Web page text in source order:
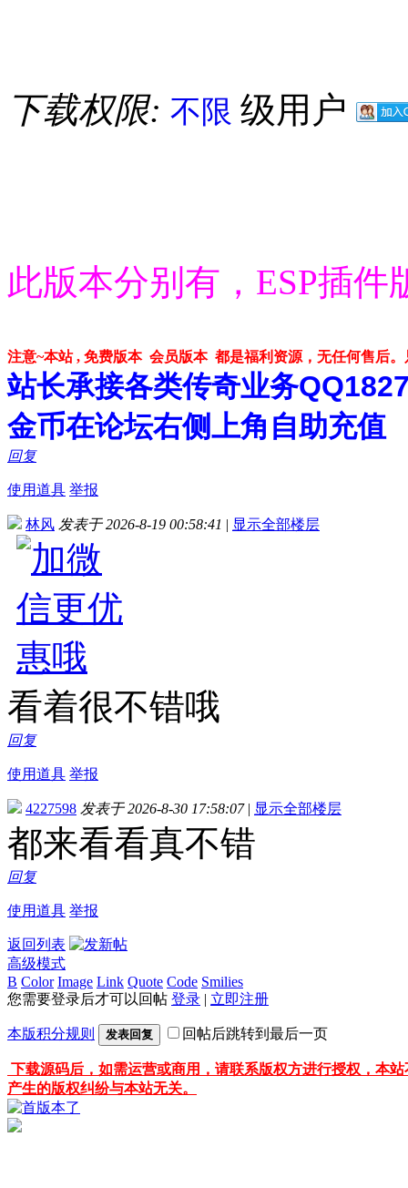
下载权限: 不限 级用户
此版本分别有，ESP插
注意~本站 , 免费版本 会员版本 都是福利资源，无任何售后
站长承接各类传奇业务
金币在论坛右侧上角自助充值
回复
使用道具 举报
林风 发表于 2026-8-19 00:58:41 | 显示全部楼层
看着很不错哦
回复
使用道具 举报
4227598 发表于 2026-8-30 17:58:07 | 显示全部楼层
都来看看真不错
回复
使用道具 举报
返回列表
高级模式
B Color Image Link Quote Code Smilies
您需要登录后才可以回帖 登录 | 立即注册
本版积分规则 发表回复 回帖后跳转到最后一页
下载源码后，如需运营或商用，请联系版权方进行授权，本
产生的版权纠纷与本站无关。